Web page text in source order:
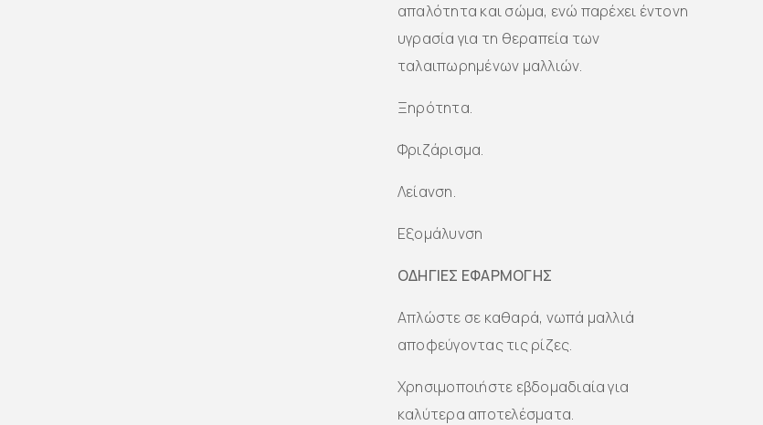
απαλότητα και σώμα, ενώ παρέχει έντονη
υγρασία για τη θεραπεία των
ταλαιπωρημένων μαλλιών.
Ξηρότητα.
Φριζάρισμα.
Λείανση.
Εξομάλυνση
ΟΔΗΓΙΕΣ ΕΦΑΡΜΟΓΗΣ
Απλώστε σε καθαρά, νωπά μαλλιά
αποφεύγοντας τις ρίζες.
Χρησιμοποιήστε εβδομαδιαία για
καλύτερα αποτελέσματα.